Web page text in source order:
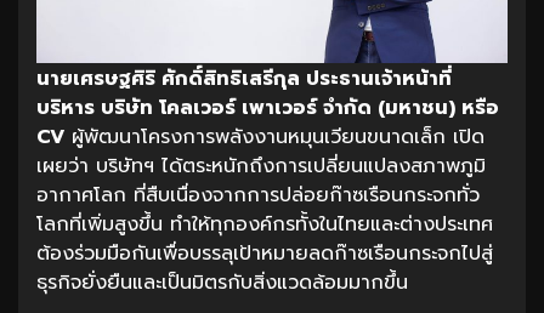
นายเศรษฐศิริ ศักดิ์สิทธิเสรีกุล ประธานเจ้าหน้าที่
บริหาร บริษัท โคลเวอร์ เพาเวอร์ จำกัด (มหาชน) หรือ
CV ผู้พัฒนาโครงการพลังงานหมุนเวียนขนาดเล็ก เปิด
เผยว่า บริษัทฯ ได้ตระหนักถึงการเปลี่ยนแปลงสภาพภูมิ
อากาศโลก ที่สืบเนื่องจากการปล่อยก๊าซเรือนกระจกทั่ว
โลกที่เพิ่มสูงขึ้น ทำให้ทุกองค์กรทั้งในไทยและต่างประเทศ
ต้องร่วมมือกันเพื่อบรรลุเป้าหมายลดก๊าซเรือนกระจกไปสู่
ธุรกิจยั่งยืนและเป็นมิตรกับสิ่งแวดล้อมมากขึ้น